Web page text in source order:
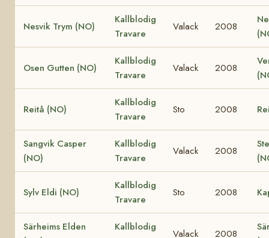
Nesvik Trym (NO)
Kallblodig
Travare
Valack 2008
Osen Gutten (NO)
Kallblodig
Travare
Valack 2008
Reitå (NO)
Kallblodig
Travare
Sto 2008
Sangvik Casper
(NO)
Kallblodig
Travare
Valack 2008
Sylv Eldi (NO)
Kallblodig
Travare
Sto 2008
Särheims Elden
Kallblodig
Valack 2008